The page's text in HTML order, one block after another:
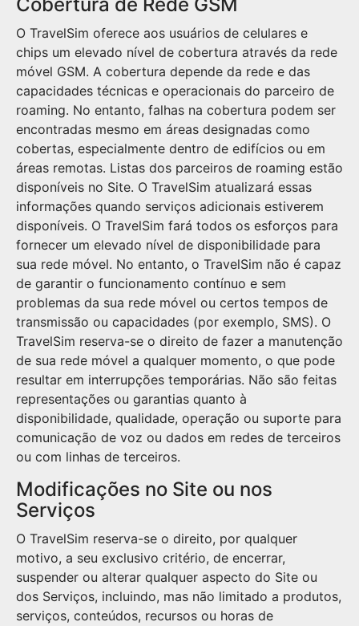
O TravelSim oferece aos usuários de celulares e
chips um elevado nível de cobertura através da rede
móvel GSM. A cobertura depende da rede e das
capacidades técnicas e operacionais do parceiro de
roaming. No entanto, falhas na cobertura podem ser
encontradas mesmo em áreas designadas como
cobertas, especialmente dentro de edifícios ou em
áreas remotas. Listas dos parceiros de roaming estão
disponíveis no Site. O TravelSim atualizará essas
informações quando serviços adicionais estiverem
disponíveis. O TravelSim fará todos os esforços para
fornecer um elevado nível de disponibilidade para
sua rede móvel. No entanto, o TravelSim não é capaz
de garantir o funcionamento contínuo e sem
problemas da sua rede móvel ou certos tempos de
transmissão ou capacidades (por exemplo, SMS). O
TravelSim reserva-se o direito de fazer a manutenção
de sua rede móvel a qualquer momento, o que pode
resultar em interrupções temporárias. Não são feitas
representações ou garantias quanto à
disponibilidade, qualidade, operação ou suporte para
comunicação de voz ou dados em redes de terceiros
ou com linhas de terceiros.
Modificações no Site ou nos
Serviços
O TravelSim reserva-se o direito, por qualquer
motivo, a seu exclusivo critério, de encerrar,
suspender ou alterar qualquer aspecto do Site ou
dos Serviços, incluindo, mas não limitado a produtos,
serviços, conteúdos, recursos ou horas de